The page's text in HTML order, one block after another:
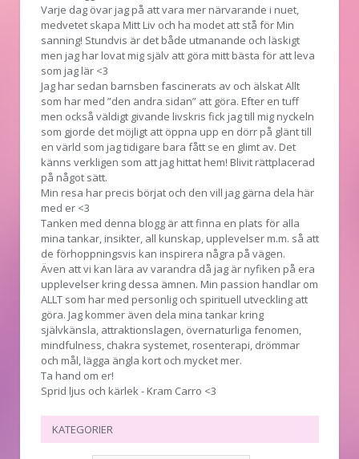
Varje dag övar jag på att vara mer närvarande i nuet,
medvetet skapa Mitt Liv och ha modet att stå för Min
sanning! Stundvis är det både utmanande och läskigt
men jag har lovat mig själv att göra mitt bästa för att leva
som jag lär <3
Jag har sedan barnsben fascinerats av och älskat Allt
som har med ”den andra sidan” att göra. Efter en tuff
men också väldigt givande livskris fick jag till mig nyckeln
som gjorde det möjligt att öppna upp en dörr på glänt till
en värld som jag tidigare bara fått se en glimt av. Det
känns verkligen som att jag hittat hem! Blivit rättplacerad
på något sätt.
Min resa har precis börjat och den vill jag gärna dela här
med er <3
Tanken med denna blogg är att finna en plats för alla
mina tankar, insikter, all kunskap, upplevelser m.m. så att
de förhoppningsvis kan inspirera några på vägen.
Även att vi kan lära av varandra då jag är nyfiken på era
upplevelser kring dessa ämnen. Min passion handlar om
ALLT som har med personlig och spirituell utveckling att
göra. Jag kommer även dela mina tankar kring
självkänsla, attraktionslagen, övernaturliga fenomen,
mindfulness, chakra systemet, rosenterapi, drömmar
och mål, lägga ängla kort och mycket mer.
Ta hand om er!
Sprid ljus och kärlek - Kram Carro <3
KATEGORIER